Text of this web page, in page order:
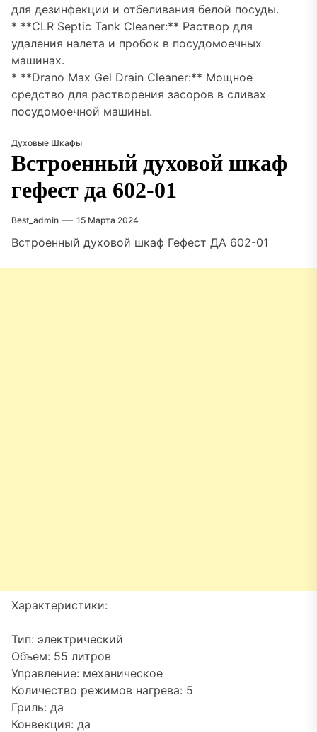
для дезинфекции и отбеливания белой посуды.
* **CLR Septic Tank Cleaner:** Раствор для
удаления налета и пробок в посудомоечных
машинах.
* **Drano Max Gel Drain Cleaner:** Мощное
средство для растворения засоров в сливах
посудомоечной машины.
Духовые Шкафы
Встроенный духовой шкаф
гефест да 602-01
Best_admin 15 Марта 2024
Встроенный духовой шкаф Гефест ДА 602-01
Характеристики:
Тип: электрический
Объем: 55 литров
Управление: механическое
Количество режимов нагрева: 5
Гриль: да
Конвекция: да